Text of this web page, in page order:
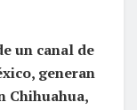
un canal de
generan
Chihuahua,